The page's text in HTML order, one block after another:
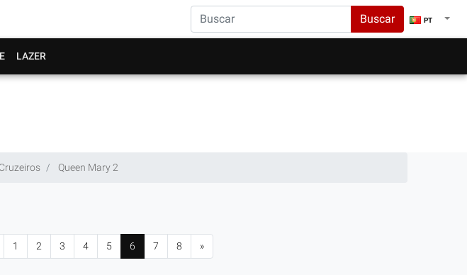
Buscar PT
LAZER
Queen Mary 2
1 2 3 4 5 6 7 8 »